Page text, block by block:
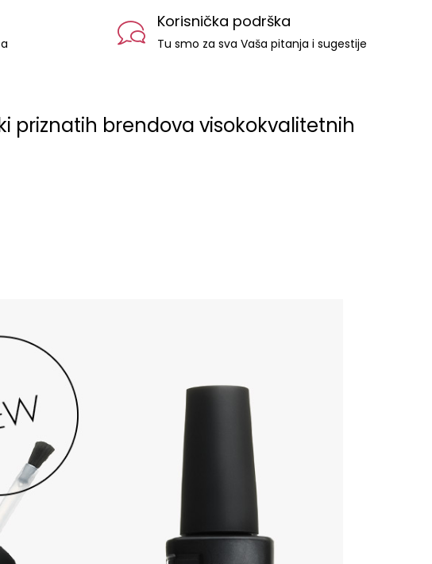
Korisnička podrška
Tu smo za sva Vaša pitanja i sugestije
priznatih brendova visokokvalitetnih